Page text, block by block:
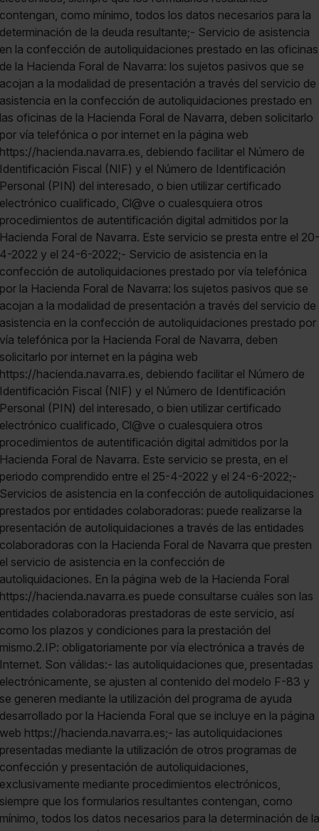
contengan, como mínimo, todos los datos necesarios para la
determinación de la deuda resultante;- Servicio de asistencia
en la confección de autoliquidaciones prestado en las oficinas
de la Hacienda Foral de Navarra: los sujetos pasivos que se
acojan a la modalidad de presentación a través del servicio de
asistencia en la confección de autoliquidaciones prestado en
las oficinas de la Hacienda Foral de Navarra, deben solicitarlo
por vía telefónica o por internet en la página web
https://hacienda.navarra.es, debiendo facilitar el Número de
Identificación Fiscal (NIF) y el Número de Identificación
Personal (PIN) del interesado, o bien utilizar certificado
electrónico cualificado, Cl@ve o cualesquiera otros
procedimientos de autentificación digital admitidos por la
Hacienda Foral de Navarra. Este servicio se presta entre el 20-
4-2022 y el 24-6-2022;- Servicio de asistencia en la
confección de autoliquidaciones prestado por vía telefónica
por la Hacienda Foral de Navarra: los sujetos pasivos que se
acojan a la modalidad de presentación a través del servicio de
asistencia en la confección de autoliquidaciones prestado por
vía telefónica por la Hacienda Foral de Navarra, deben
solicitarlo por internet en la página web
https://hacienda.navarra.es, debiendo facilitar el Número de
Identificación Fiscal (NIF) y el Número de Identificación
Personal (PIN) del interesado, o bien utilizar certificado
electrónico cualificado, Cl@ve o cualesquiera otros
procedimientos de autentificación digital admitidos por la
Hacienda Foral de Navarra. Este servicio se presta, en el
periodo comprendido entre el 25-4-2022 y el 24-6-2022;-
Servicios de asistencia en la confección de autoliquidaciones
prestados por entidades colaboradoras: puede realizarse la
presentación de autoliquidaciones a través de las entidades
colaboradoras con la Hacienda Foral de Navarra que presten
el servicio de asistencia en la confección de
autoliquidaciones. En la página web de la Hacienda Foral
https://hacienda.navarra.es puede consultarse cuáles son las
entidades colaboradoras prestadoras de este servicio, así
como los plazos y condiciones para la prestación del
mismo.2.IP: obligatoriamente por vía electrónica a través de
Internet. Son válidas:- las autoliquidaciones que, presentadas
electrónicamente, se ajusten al contenido del modelo F-83 y
se generen mediante la utilización del programa de ayuda
desarrollado por la Hacienda Foral que se incluye en la página
web https://hacienda.navarra.es;- las autoliquidaciones
presentadas mediante la utilización de otros programas de
confección y presentación de autoliquidaciones,
exclusivamente mediante procedimientos electrónicos,
siempre que los formularios resultantes contengan, como
mínimo, todos los datos necesarios para la determinación de la